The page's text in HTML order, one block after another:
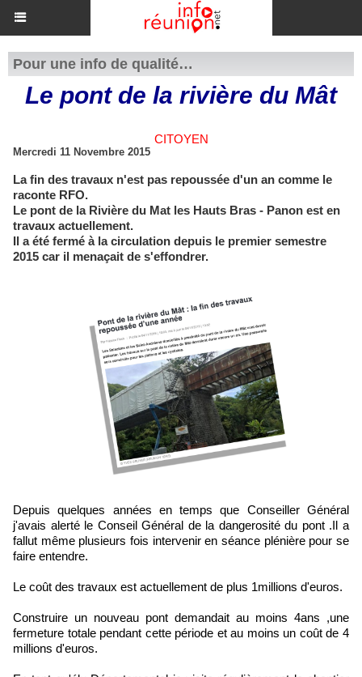
Pour une info de qualité…
Le pont de la rivière du Mât
CITOYEN
Mercredi 11 Novembre 2015
La fin des travaux n'est pas repoussée d'un an comme le
raconte RFO.
Le pont de la Rivière du Mat les Hauts Bras - Panon est en
travaux actuellement.
Il a été fermé à la circulation depuis le premier semestre
2015 car il menaçait de s'effondrer.
Depuis quelques années en temps que Conseiller Général
j'avais alerté le Conseil Général de la dangerosité du pont .Il a
fallut même plusieurs fois intervenir en séance plénière pour se
faire entendre.
Le coût des travaux est actuellement de plus 1millions d'euros.
Construire un nouveau pont demandait au moins 4ans ,une
fermeture totale pendant cette période et au moins un coût de 4
millions d'euros.